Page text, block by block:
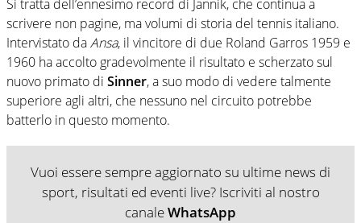
Si tratta dell’ennesimo record di Jannik, che continua a
scrivere non pagine, ma volumi di storia del tennis italiano.
Intervistato daAnsa, il vincitore di due Roland Garros 1959 e
1960 ha accolto gradevolmente il risultato e scherzato sul
nuovo primato di Sinner, a suo modo di vedere talmente
superiore agli altri, che nessuno nel circuito potrebbe
batterlo in questo momento.
Vuoi essere sempre aggiornato su ultime news di
sport, risultati ed eventi live? Iscriviti al nostro
canaleWhatsApp